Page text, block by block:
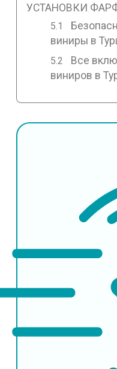
УСТАНОВКИ
виниры в
Все
виниров в